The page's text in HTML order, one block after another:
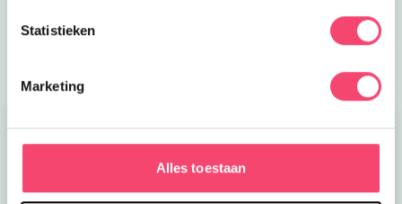
Statistieken
Marketing
Alles toestaan
Ontdek deze leuke speeltuin